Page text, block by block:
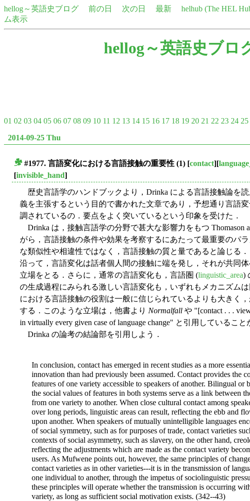
hellog～英語史ブログ 前の日 次の日 最新 helhub (The HEL
ム表示
hellog～英語史ブロ
01 02 03 04 05 06 07 08 09 10 11 12 13 14 15 16 17 18 19 20 21 22 23 24 25
2014-09-25 Thu
#1977. 言語変化における言語接触の重要性 (1) [contact][
[invisible_hand]
歴史言語学のハンドブックより，Drinka による言語接触論を
義を主張するという目的で書かれた文章であり，予想通り言語
調されているの．要点をよく突いているという印象を受けた．
Drinka は，接触言語学の分野で甚大な影響力をもつ Thomason
がら，言語接触の条件や効果を考察するにあたって最重要のパ
な類似性や相違性ではなく，言語接触の質と量であると論じる
沿って，言語変化は話者個人間の接触に端を発し，それが共同
立場をとる．さらに，通常の言語変化も，言語圏 (linguistic_area)
の生成過程にみられる激しい言語変化も，いずれもメカニズム
における言語接触の役割は一般に信じられているよりも大きく
する．このような立場は，他書より Normalfall や "[contact . . .
in virtually every given case of language change" と引用していること
Drinka の論考の結論部を引用しよう．
In conclusion, contact has emerged in recent studies as a more
innovation than had previously been assumed. Contact provides the
features of one variety accessible to speakers of another. Bilingual or
the social values of features in both systems serve as a link between
from one variety to another. When close cultural contact among
over long periods, linguistic areas can result, reflecting the ebb and
upon another. When speakers of mutually unintelligible languages
of social symmetry, such as for purposes of trade, contact varieties
contexts of social asymmetry, such as slavery, on the other hand,
reflecting the adjustments which are made as the contact variety
users. As Mufwene points out, however, the same principles of
contact varieties as in other varieties---it is in the transmission of
one individual to another, through the impetus of sociolinguistic
these principles will operate whether the transmission is occurring
variety, as long as sufficient social motivation exists. (342--43)